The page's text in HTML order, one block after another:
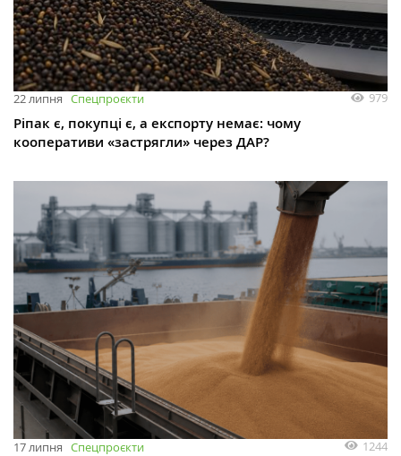
22 липня Спецпроєкти 979
Ріпак є, покупці є, а експорту немає: чому
кооперативи «застрягли» через ДАР?
17 липня Спецпроєкти 1244